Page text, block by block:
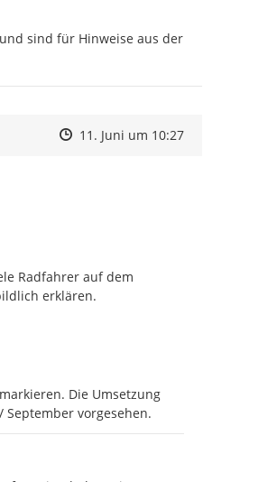
sind für Hinweise aus der
Zeitpunkt des Erstellens
Zeitpunkt des Erstellens
11. Juni um 10:27Zur Äußerung
Radfahrer auf dem
erklären.
Die Umsetzung
vorgesehen.